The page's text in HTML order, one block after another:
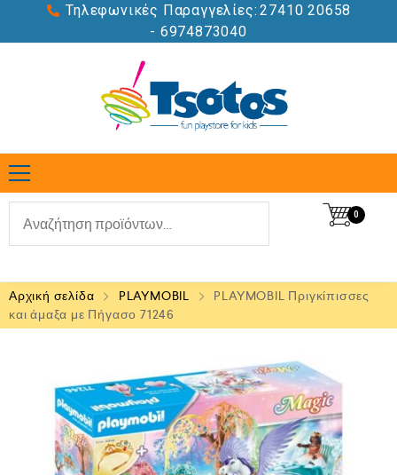
Τηλεφωνικές Παραγγελίες: 27410 20658
- 6974873040
0
Αρχική σελίδα PLAYMOBIL
PLAYMOBIL Πριγκίπισσες
και άμαξα με Πήγασο 71246